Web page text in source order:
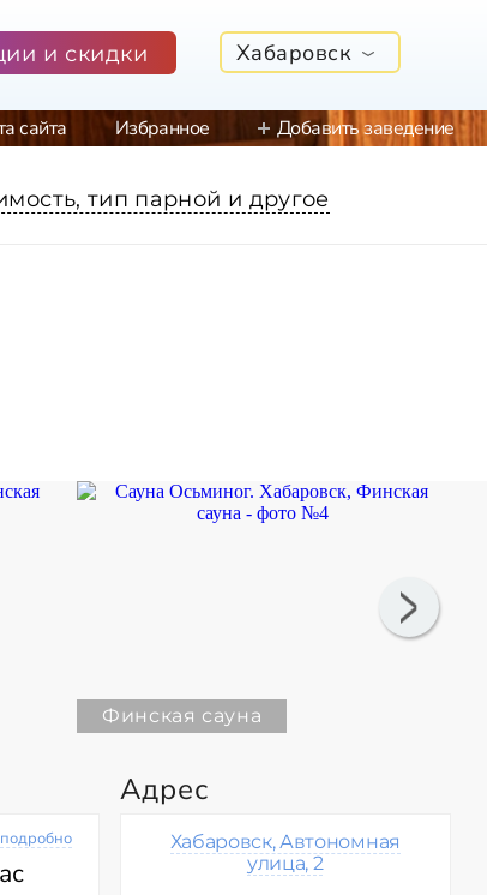
и скидки Хабаровск
сайта Избранное Добавить заведение
тип парной и другое
Финская сауна
подробно
Адрес
Хабаровск, Автономная
улица, 2